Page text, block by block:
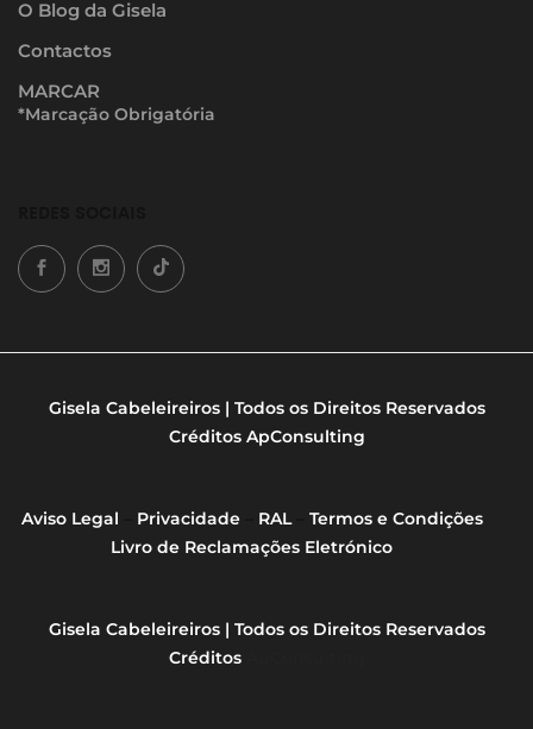
O Blog da Gisela
Contactos
MARCAR
*Marcação Obrigatória
Gisela Cabeleireiros | Todos os Direitos Reservados
Créditos ApConsulting
Aviso Legal Privacidade– RAL– Termos e Condições
Livro de Reclamações Eletrónico
Gisela Cabeleireiros | Todos os Direitos Reservados
Créditos